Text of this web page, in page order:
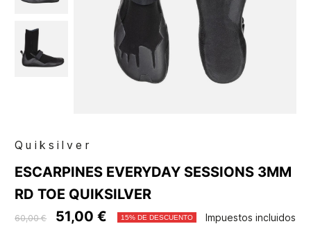
Quiksilver
ESCARPINES EVERYDAY SESSIONS 3MM
RD TOE QUIKSILVER
60,00 € 51,00 € 15% DE DESCUENTO Impuestos incluidos